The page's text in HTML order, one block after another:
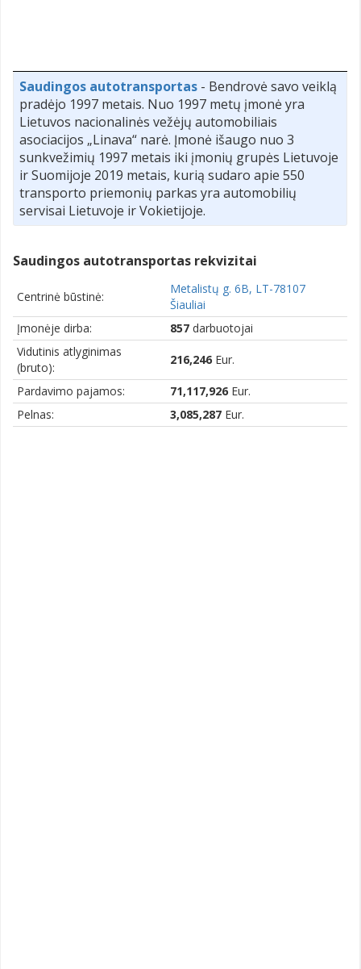
Saudingos autotransportas - Bendrovė savo veiklą
pradėjo 1997 metais. Nuo 1997 metų įmonė yra
Lietuvos nacionalinės vežėjų automobiliais
asociacijos „Linava“ narė. Įmonė išaugo nuo 3
sunkvežimių 1997 metais iki įmonių grupės Lietuvoje
ir Suomijoje 2019 metais, kurią sudaro apie 550
transporto priemonių parkas yra automobilių
servisai Lietuvoje ir Vokietijoje.
Saudingos autotransportas rekvizitai
Centrinė būstinė:
Metalistų g. 6B, LT-78107
Šiauliai
Įmonėje dirba:
857 darbuotojai
Vidutinis atlyginimas
(bruto):
216,246 Eur.
Pardavimo pajamos: 71,117,926 Eur.
Pelnas:
3,085,287 Eur.